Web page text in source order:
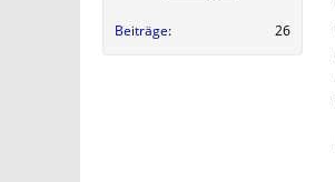
Beiträge 26